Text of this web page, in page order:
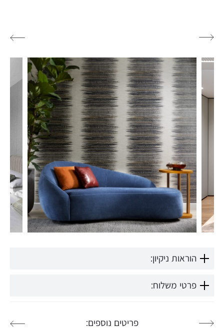
הוראות ניקיון:
פרטי משלוח:
פריטים נוספים: